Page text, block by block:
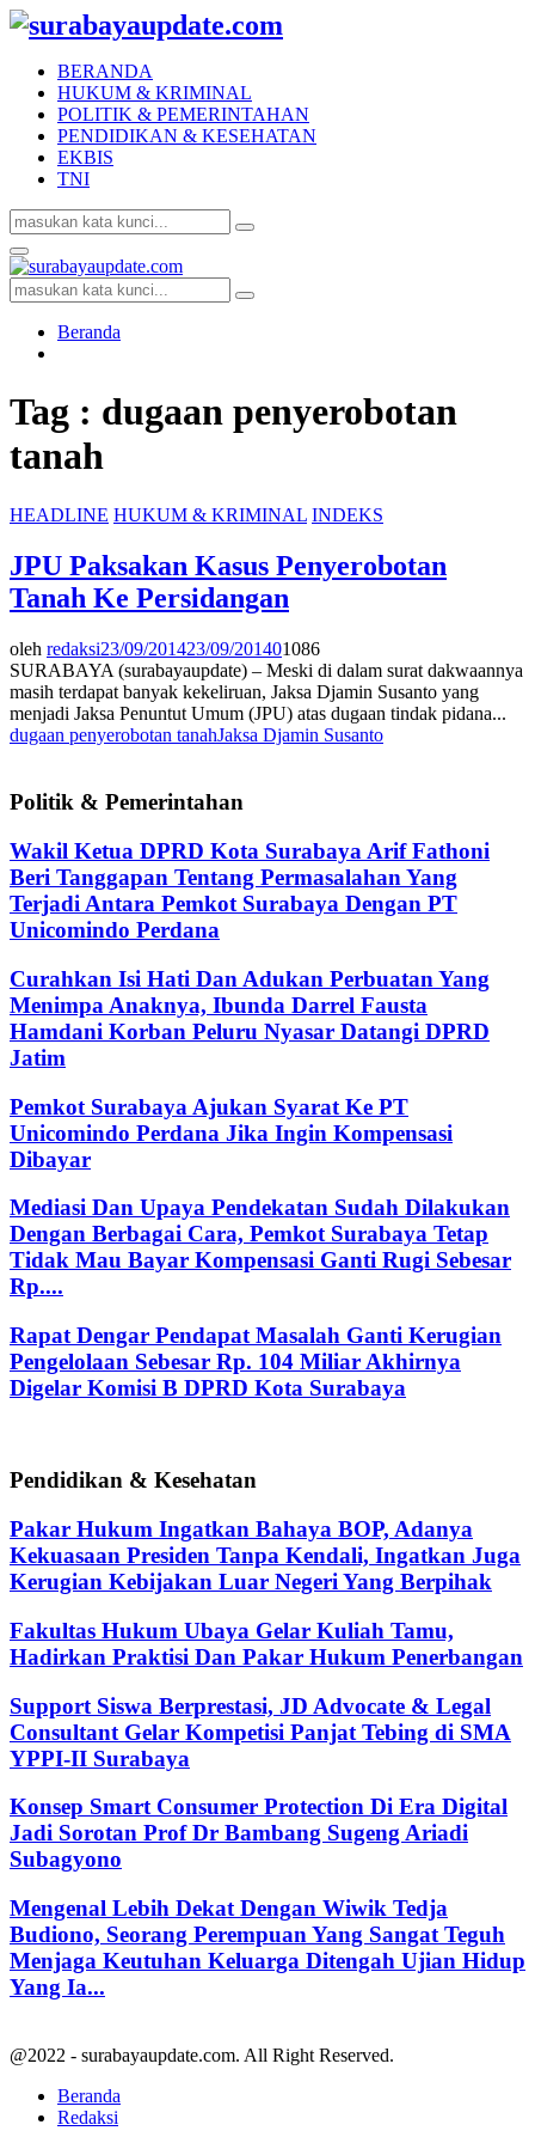
BERANDA
HUKUM & KRIMINAL
POLITIK & PEMERINTAHAN
PENDIDIKAN & KESEHATAN
EKBIS
TNI
Search
for:
Search
Facebook
Twitter
Youtube
Primary
Menu
Search
for:
Search
Beranda
Tag : dugaan penyerobotan
tanah
HEADLINE HUKUM & KRIMINAL INDEKS
JPU Paksakan Kasus Penyerobotan
Tanah Ke Persidangan
oleh redaksi23/09/201423/09/201401086
SURABAYA (surabayaupdate) – Meski di dalam surat dakwaannya
masih terdapat banyak kekeliruan, Jaksa Djamin Susanto yang
menjadi Jaksa Penuntut Umum (JPU) atas dugaan tindak pidana...
dugaan penyerobotan tanahJaksa Djamin Susanto
Politik & Pemerintahan
Wakil Ketua DPRD Kota Surabaya Arif Fathoni
Beri Tanggapan Tentang Permasalahan Yang
Terjadi Antara Pemkot Surabaya Dengan PT
Unicomindo Perdana
Curahkan Isi Hati Dan Adukan Perbuatan Yang
Menimpa Anaknya, Ibunda Darrel Fausta
Hamdani Korban Peluru Nyasar Datangi DPRD
Jatim
Pemkot Surabaya Ajukan Syarat Ke PT
Unicomindo Perdana Jika Ingin Kompensasi
Dibayar
Mediasi Dan Upaya Pendekatan Sudah Dilakukan
Dengan Berbagai Cara, Pemkot Surabaya Tetap
Tidak Mau Bayar Kompensasi Ganti Rugi Sebesar
Rp....
Rapat Dengar Pendapat Masalah Ganti Kerugian
Pengelolaan Sebesar Rp. 104 Miliar Akhirnya
Digelar Komisi B DPRD Kota Surabaya
Pendidikan & Kesehatan
Pakar Hukum Ingatkan Bahaya BOP, Adanya
Kekuasaan Presiden Tanpa Kendali, Ingatkan Juga
Kerugian Kebijakan Luar Negeri Yang Berpihak
Fakultas Hukum Ubaya Gelar Kuliah Tamu,
Hadirkan Praktisi Dan Pakar Hukum Penerbangan
Support Siswa Berprestasi, JD Advocate & Legal
Consultant Gelar Kompetisi Panjat Tebing di SMA
YPPI-II Surabaya
Konsep Smart Consumer Protection Di Era Digital
Jadi Sorotan Prof Dr Bambang Sugeng Ariadi
Subagyono
Mengenal Lebih Dekat Dengan Wiwik Tedja
Budiono, Seorang Perempuan Yang Sangat Teguh
Menjaga Keutuhan Keluarga Ditengah Ujian Hidup
Yang Ia...
@2022 - surabayaupdate.com. All Right Reserved.
Beranda
Redaksi